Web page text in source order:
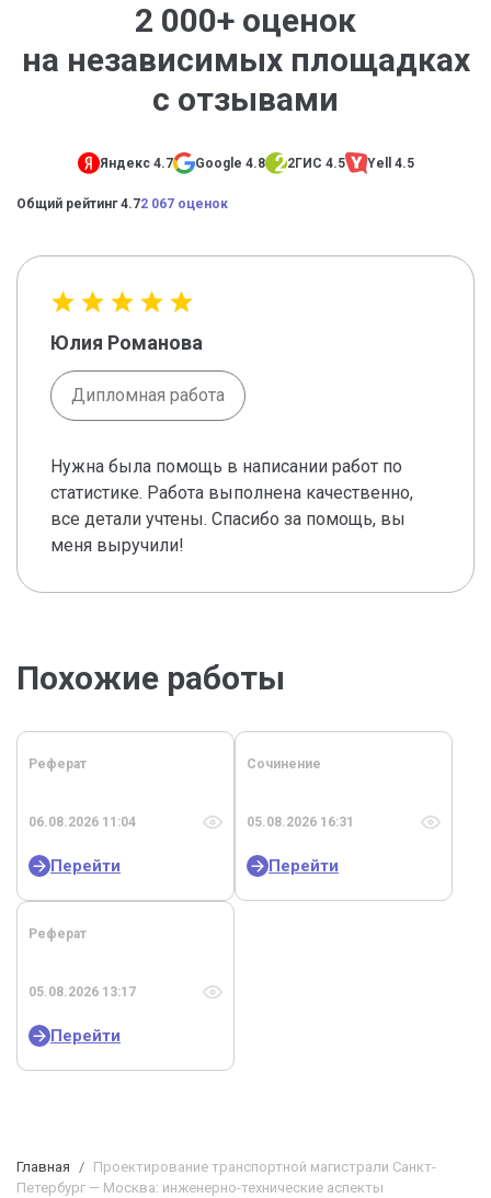
2 000+ оценок
на независимых площадках
с отзывами
Яндекс 4.7 Google 4.8 2ГИС 4.5 Yell 4.5
Общий рейтинг 4.72 067 оценок
Юлия Романова
Дипломная работа
Нужна была помощь в написании работ по
статистике. Работа выполнена качественно,
все детали учтены. Спасибо за помощь, вы
меня выручили!
Похожие работы
Реферат
06.08.2026 11:04
Перейти
Сочинение
05.08.2026 16:31
Перейти
Реферат
05.08.2026 13:17
Перейти
Главная
Проектирование транспортной магистрали Санкт-
Петербург — Москва: инженерно-технические аспекты